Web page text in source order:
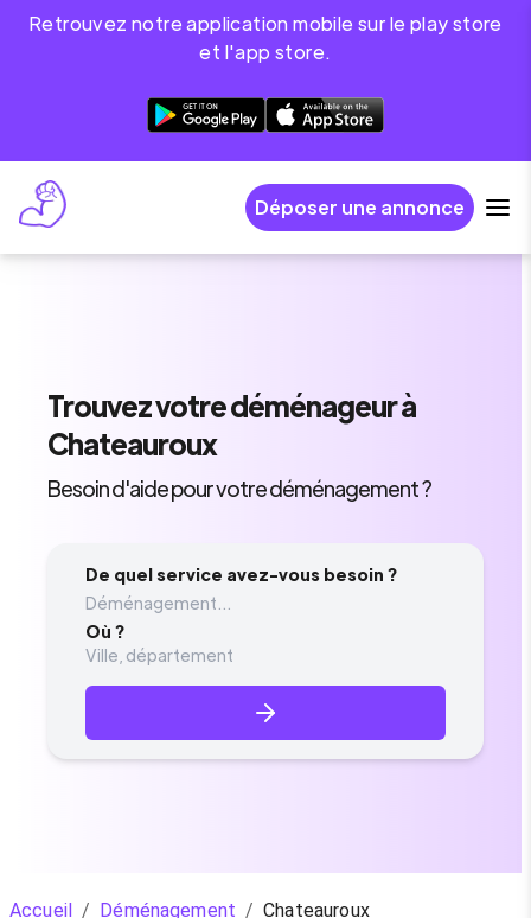
Retrouvez notre application mobile sur le play store
et l'app store.
Déposer une annonce
Trouvezvotre déménageurà
Chateauroux
Besoin d'aide pour votre déménagement ?
De quel service avez-vous besoin ?
Déménagement...
Où ?
Accueil / Déménagement / Chateauroux